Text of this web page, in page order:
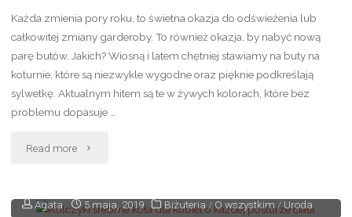
Każda zmienia pory roku, to świetna okazja do odświeżenia lub
całkowitej zmiany garderoby. To również okazja, by nabyć nową
parę butów. Jakich? Wiosną i latem chętniej stawiamy na buty na
koturnie, które są niezwykle wygodne oraz pięknie podkreślają
sylwetkę. Aktualnym hitem są te w żywych kolorach, które bez
problemu dopasuje …
Read more "Aktualne
modowe"
Agata 5 maja, 2019 Biżuteria / O wszystkim / Uroda